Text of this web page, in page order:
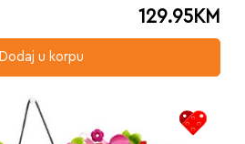
129.95KM
Dodaj u korpu